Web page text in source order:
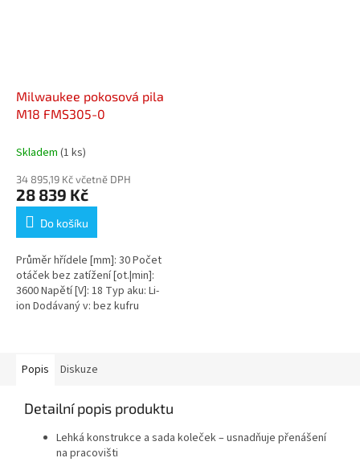
Milwaukee pokosová pila
M18 FMS305-0
Skladem (1 ks)
34 895,19 Kč včetně DPH
28 839 Kč
Do košíku
Průměr hřídele [mm]: 30 Počet
otáček bez zatížení [ot.|min]:
3600 Napětí [V]: 18 Typ aku: Li-
ion Dodávaný v: bez kufru
Popis Diskuze
Detailní popis produktu
Lehká konstrukce a sada koleček – usnadňuje přenášení
na pracovišti